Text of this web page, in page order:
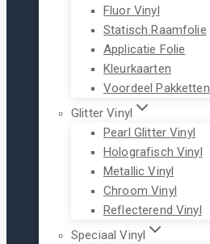
Fluor Vinyl
Statisch Raamfolie
Applicatie Folie
Kleurkaarten
Voordeel Pakketten
Glitter Vinyl
Pearl Glitter Vinyl
Holografisch Vinyl
Metallic Vinyl
Chroom Vinyl
Reflecterend Vinyl
Speciaal Vinyl